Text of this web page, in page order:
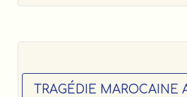
TRAGÉDIE MAROCAINE